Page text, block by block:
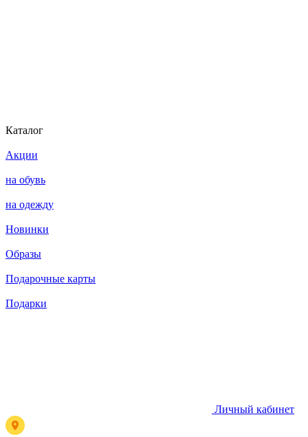
Каталог
Акции
на обувь
на одежду
Новинки
Образы
Подарочные карты
Подарки
Личный кабинет